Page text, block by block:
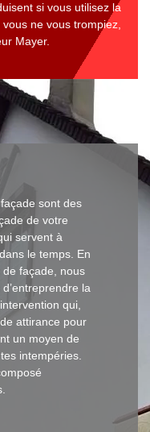
si vous utilisez la
ne vous trompiez,
Mayer.
sont des
de votre
servent à
le temps. En
façade, nous
la
qui,
attirance pour
un moyen de
intempéries.